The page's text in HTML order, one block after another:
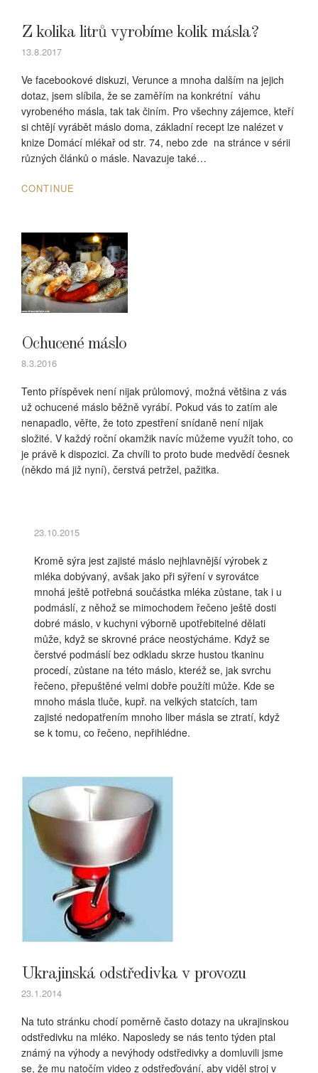
Z kolika litrů vyrobíme kolik másla?
13.8.2017
Ve facebookové diskuzi, Verunce a mnoha dalším na jejich
dotaz, jsem slíbila, že se zaměřím na konkrétní váhu
vyrobeného másla, tak tak činím. Pro všechny zájemce, kteří
si chtějí vyrábět máslo doma, základní recept lze nalézet v
knize Domácí mlékař od str. 74, nebo zde na stránce v sérii
různých článků o másle. Navazuje také…
CONTINUE
Ochucené máslo
8.3.2016
Tento příspěvek není nijak průlomový, možná většina z vás
už ochucené máslo běžně vyrábí. Pokud vás to zatím ale
nenapadlo, věřte, že toto zpestření snídaně není nijak
složité. V každý roční okamžik navíc můžeme využít toho, co
je právě k dispozici. Za chvíli to proto bude medvědí česnek
(někdo má již nyní), čerstvá petržel, pažitka.
23.10.2015
Kromě sýra jest zajisté máslo nejhlavnější výrobek z
mléka dobývaný, avšak jako při sýření v syrovátce
mnohá ještě potřebná součástka mléka zůstane, tak i u
podmáslí, z něhož se mimochodem řečeno ještě dosti
dobré máslo, v kuchyni výborně upotřebitelné dělati
může, když se skrovné práce neostýcháme. Když se
čerstvé podmáslí bez odkladu skrze hustou tkaninu
procedí, zůstane na této máslo, kteréž se, jak svrchu
řečeno, přepuštěné velmi dobře použíti může. Kde se
mnoho másla tluče, kupř. na velkých statcích, tam
zajisté nedopatřením mnoho liber másla se ztratí, když
se k tomu, co řečeno, nepřihlédne.
Ukrajinská odstředivka v provozu
23.1.2014
Na tuto stránku chodí poměrně často dotazy na ukrajinskou
odstředivku na mléko. Naposledy se nás tento týden ptal
známý na výhody a nevýhody odstředivky a domluvili jsme
se, že mu natočím video z odstřeďování, aby viděl stroj v